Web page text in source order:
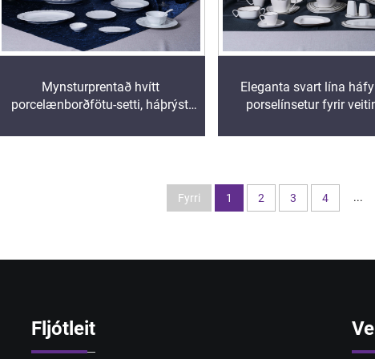
Mynsturprentað hvítt
porcelænborðfötu-setti, háþrýst,
í hótelmyndun
Eleganta svart lína
porselínsetur fyrir
pökkum
Fyrri 1 2 3 4 ...
Fljótleit